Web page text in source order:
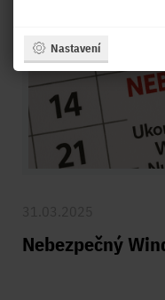
Nebezpečný
Nastavení